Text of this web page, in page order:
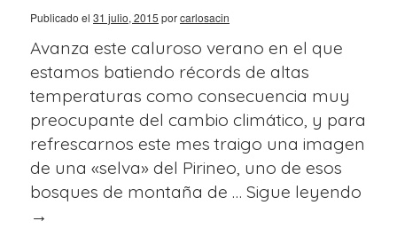
Publicado el 31 julio, 2015 porcarlosacin
Avanza este caluroso verano en el que
estamos batiendo récords de altas
temperaturas como consecuencia muy
preocupante del cambio climático, y para
refrescarnos este mes traigo una imagen
de una «selva» del Pirineo, uno de esos
bosques de montaña de … Sigue leyendo
→